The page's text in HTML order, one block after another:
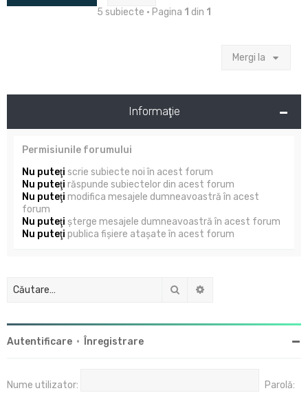
5 subiecte • Pagina 1 din 1
Mergi la
Informaţie
Permisiunile forumului
Nu puteţi scrie subiecte noi în acest forum
Nu puteţi răspunde subiectelor din acest forum
Nu puteţi modifica mesajele dumneavoastră în acest
forum
Nu puteţi şterge mesajele dumneavoastră în acest forum
Nu puteţi publica fişiere ataşate în acest forum
Căutare
Autentificare • Înregistrare
Nume utilizator: Parolă: